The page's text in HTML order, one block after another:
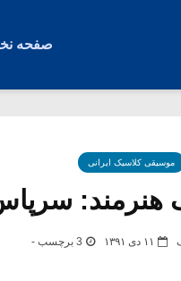
صفحه
موسیقی کلاسیک ایرانی
سرپاس
۱۱ دی ۱۳۹۱ 3 برچسب -